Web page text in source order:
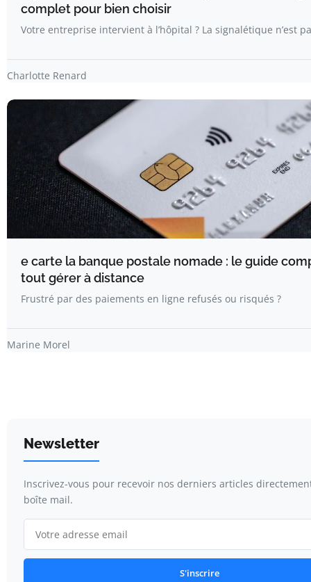
complet pour bien choisir
Votre entreprise intervient à l’hôpital ? La signalétique n’est
Charlotte Renard
e carte la banque postale nomade : le guide
tout gérer à distance
Frustré par des paiements en ligne refusés ou risqués ?
Marine Morel
Newsletter
Inscrivez-vous pour recevoir nos derniers articles
boîte mail.
S'inscrire